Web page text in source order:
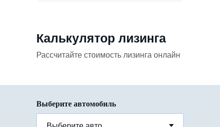
Калькулятор лизинга
Рассчитайте стоимость лизинга онлайн
Выберите автомобиль